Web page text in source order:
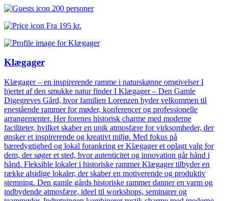
200 personer
Fra 195 kr.
Klægager
Klægager – en inspirerende ramme i naturskønne omgivelser I
hjertet af den smukke natur finder I Klægager – Den Gamle
Digegreves Gård, hvor familien Lorenzen byder velkommen til
enestående rammer for møder, konferencer og professionelle
arrangementer. Her forenes historisk charme med moderne
faciliteter, hvilket skaber en unik atmosfære for virksomheder, der
ønsker et inspirerende og kreativt miljø. Med fokus på
bæredygtighed og lokal forankring er Klægager et oplagt valg for
dem, der søger et sted, hvor autenticitet og innovation går hånd i
hånd. Fleksible lokaler i historiske rammer Klægager tilbyder en
række alsidige lokaler, der skaber en motiverende og produktiv
stemning. Den gamle gårds historiske rammer danner en varm og
indbydende atmosfære, ideel til workshops, seminarer og